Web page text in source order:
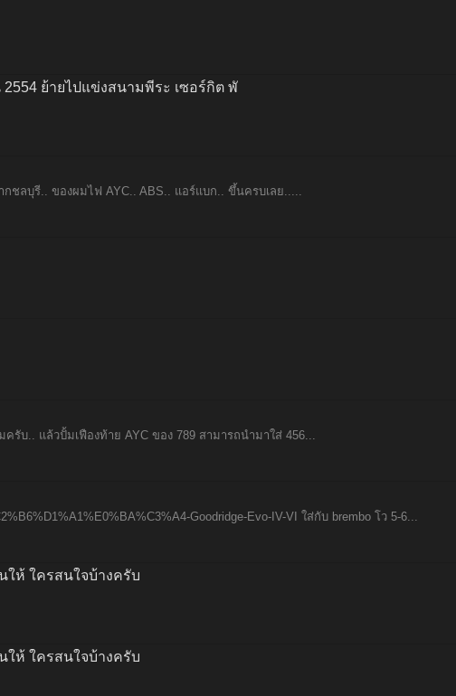
ย้ายไปแข่งสนามพีระ เซอร์กิต พั
ลบุรี.. ของผมไฟ AYC.. ABS.. แอร์แบก.. ขึ้นครบเลย.....
บ.. แล้วปั้มเฟืองท้าย AYC ของ 789 สามารถนำมาใส่ 456...
Goodridge-Evo-IV-VI ใส่กับ brembo โว 5-6...
ห้ ใครสนใจบ้างครับ
ห้ ใครสนใจบ้างครับ